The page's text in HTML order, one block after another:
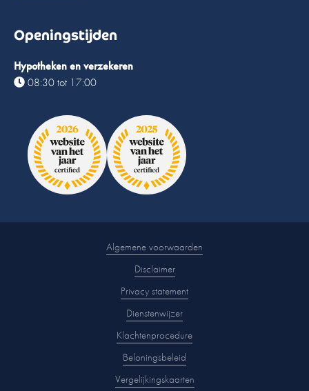
Openingstijden
Hypotheken en verzekeren
08:30 tot 17:00
Algemene voorwaarden
Disclaimer
Privacy statement
Dienstenwijzer
Klachtenprocedure
Beloningsbeleid
Vergelijkingskaarten